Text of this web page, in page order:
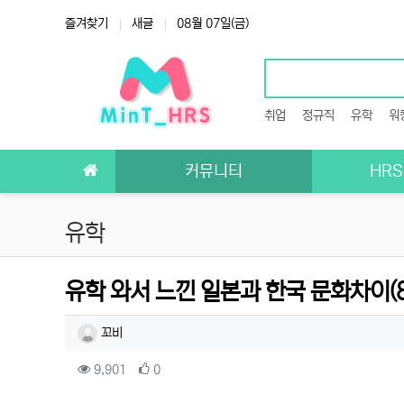
상단 네비즐겨찾기 새글 08월 07일(금)
취업 정규직 유학 워
커뮤니티
유학
유학 와서 느낀 일본과 한국 문화차이
작성자 정보
꼬비
컨텐츠 정보
9,901 조회 0추천